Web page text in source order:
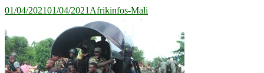
01/04/202101/04/2021 Afrikinfos-Mali